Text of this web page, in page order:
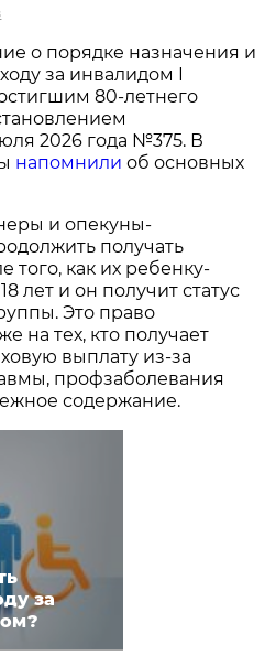
о порядке назначения и
за инвалидом I
80-летнего
2026 года №375. В
напомнили об основных
и опекуны-
получать
того, как их ребенку-
лет и он получит статус
Это право
на тех, кто получает
выплату из-за
профзаболевания
содержание.
за